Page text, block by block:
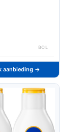
BOL
aanbieding →